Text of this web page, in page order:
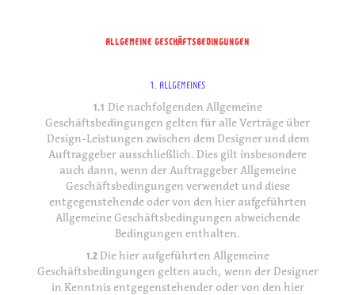
ALLGEMEINE GESCHÄFTSBEDINGUNGEN
1. ALLGEMEINES
1.1 Die nachfolgenden Allgemeine
Geschäftsbedingungen gelten für alle Verträge über
Design-Leistungen zwischen dem Designer und dem
Auftraggeber ausschließlich. Dies gilt insbesondere
auch dann, wenn der Auftraggeber Allgemeine
Geschäftsbedingungen verwendet und diese
entgegenstehende oder von den hier aufgeführten
Allgemeine Geschäftsbedingungen abweichende
Bedingungen enthalten.
1.2 Die hier aufgeführten Allgemeine
Geschäftsbedingungen gelten auch, wenn der Designer
in Kenntnis entgegenstehender oder von den hier